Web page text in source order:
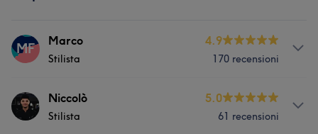
MF Marco
Stilista
4.9
170 recensioni
Servizi Niccolò
Stilista
5.0
61 recensioni